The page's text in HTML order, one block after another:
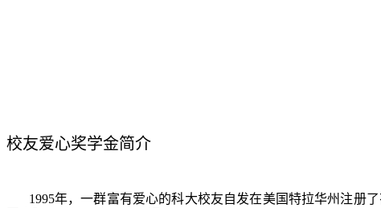
校友爱心奖学金简介
1995年，一群富有爱心的科大校友自发在美国特拉华州注册了